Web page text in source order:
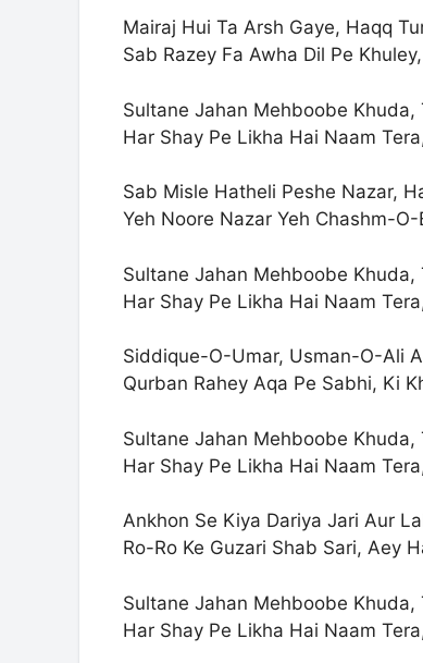
Mairaj Hui Ta Arsh Gaye, Haqq
Sab Razey Fa Awha Dil Pe
Sultane Jahan Mehboobe Khuda,
Har Shay Pe Likha Hai Naam
Sab Misle Hatheli Peshe Nazar,
Yeh Noore Nazar Yeh Chashm-
Sultane Jahan Mehboobe Khuda,
Har Shay Pe Likha Hai Naam
Siddique-O-Umar, Usman-O-Ali
Qurban Rahey Aqa Pe Sabhi, Ki
Sultane Jahan Mehboobe Khuda,
Har Shay Pe Likha Hai Naam
Ankhon Se Kiya Dariya Jari Aur
Ro-Ro Ke Guzari Shab Sari, Aey
Sultane Jahan Mehboobe Khuda,
Har Shay Pe Likha Hai Naam